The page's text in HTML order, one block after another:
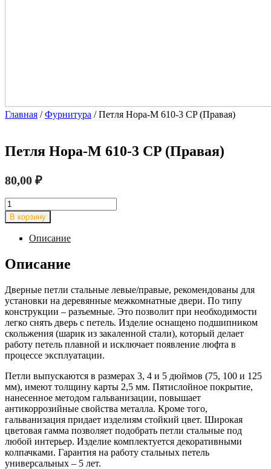
Главная /Фурнитура / Петля Нора-М 610-3 CP (Правая)
Петля Нора-М 610-3 CP (Правая)
80,00 ₽
Количество
товара
Петля
Нора-
610-
3
(Правая)
В корзину
Описание
Описание
Дверные петли стальные левые/правые, рекомендованы для
установки на деревянные межкомнатные двери. По типу
конструкции – разъемные. Это позволит при необходимости
легко снять дверь с петель. Изделие оснащено подшипником
скольжения (шарик из закаленной стали), который делает
работу петель плавной и исключает появление люфта в
процессе эксплуатации.
Петли выпускаются в размерах 3, 4 и 5 дюймов (75, 100 и 125
мм), имеют толщину карты 2,5 мм. Пятислойное покрытие,
нанесенное методом гальванизации, повышает
антикоррозийные свойства металла. Кроме того,
гальванизация придает изделиям стойкий цвет. Широкая
цветовая гамма позволяет подобрать петли стальные под
любой интерьер. Изделие комплектуется декоративными
колпачками. Гарантия на работу стальных петель
универсальных – 5 лет.